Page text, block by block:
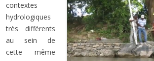
contextes
hydrologiques
très différents
au sein de
cette même